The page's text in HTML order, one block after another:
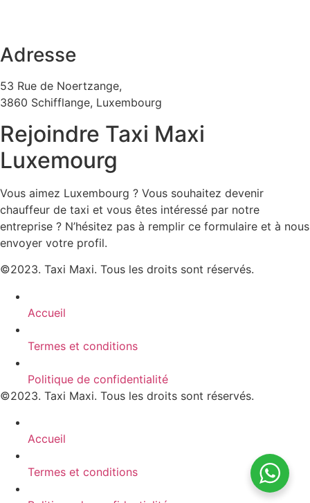
Adresse
53 Rue de Noertzange,
3860 Schifflange, Luxembourg
Rejoindre Taxi Maxi​
Luxemourg
Vous aimez Luxembourg ? Vous souhaitez devenir
chauffeur de taxi et vous êtes intéressé par notre
entreprise ? N’hésitez pas à remplir ce formulaire et à nous
envoyer votre profil.
©2023. Taxi Maxi. Tous les droits sont réservés.
Accueil
Termes et conditions
Politique de confidentialité
©2023. Taxi Maxi. Tous les droits sont réservés.
Accueil
Termes et conditions